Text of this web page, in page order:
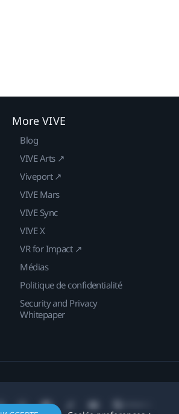
More VIVE
Blog
VIVE Arts ↗
Viveport ↗
VIVE Mars
VIVE Sync
VIVE X
VR for Impact ↗
Médias
Politique de confidentialité
Security and Privacy
Whitepaper